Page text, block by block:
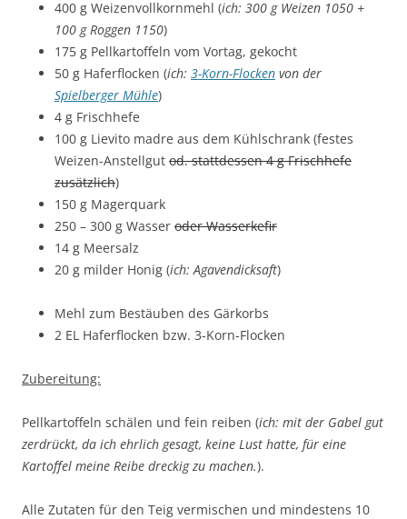
400 g Weizenvollkornmehl (ich: 300 g Weizen 1050 +
100 g Roggen 1150)
175 g Pellkartoffeln vom Vortag, gekocht
50 g Haferflocken (ich: 3-Korn-Flocken von der
Spielberger Mühle)
4 g Frischhefe
100 g Lievito madre aus dem Kühlschrank (festes
Weizen-Anstellgut od. stattdessen 4 g Frischhefe
zusätzlich)
150 g Magerquark
250 – 300 g Wasser oder Wasserkefir
14 g Meersalz
20 g milder Honig (ich: Agavendicksaft)
Mehl zum Bestäuben des Gärkorbs
2 EL Haferflocken bzw. 3-Korn-Flocken
Zubereitung:
Pellkartoffeln schälen und fein reiben (ich: mit der Gabel gut
zerdrückt, da ich ehrlich gesagt, keine Lust hatte, für eine
Kartoffel meine Reibe dreckig zu machen.).
Alle Zutaten für den Teig vermischen und mindestens 10